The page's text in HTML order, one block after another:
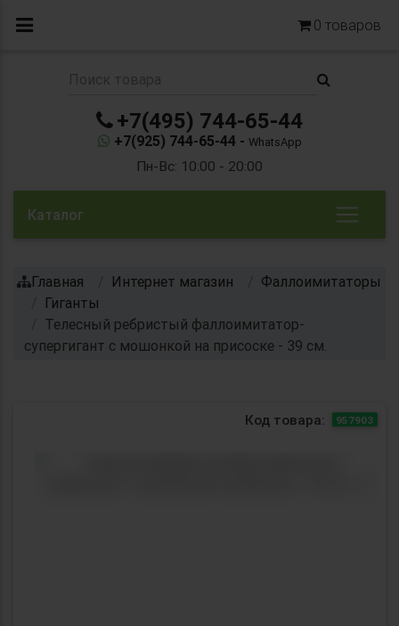
0 товаров
+7(495) 744-65-44
+7(925) 744-65-44 - WhatsApp
Пн-Вс: 10:00 - 20:00
Каталог
Главная Интернет магазин
Фаллоимитаторы
Гиганты
Телесный ребристый фаллоимитатор-
супергигант с мошонкой на присоске - 39 см.
Код товара: 957903